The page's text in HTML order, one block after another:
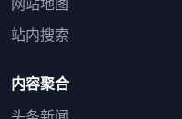
网站地图
站内搜索
内容聚合